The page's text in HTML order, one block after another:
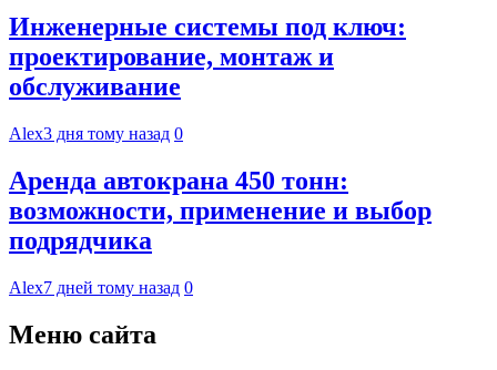
Инженерные системы под ключ:
проектирование, монтаж и
обслуживание
Alex3 дня тому назад 0
Аренда автокрана 450 тонн:
возможности, применение и выбор
подрядчика
Alex7 дней тому назад 0
Меню сайта